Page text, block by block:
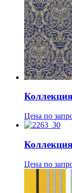
Цена по
Цена по